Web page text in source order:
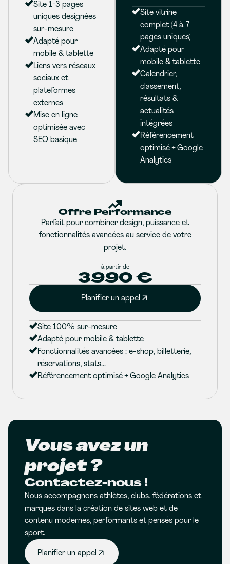
Site 1-3 pages
uniques designées
sur-mesure
Adapté pour
mobile & tablette
Liens vers réseaux
sociaux et
plateformes
externes
Mise en ligne
optimisée avec
SEO basique
Site vitrine
complet (4 à 7
pages uniques)
Adapté pour
mobile & tablette
Calendrier,
classement,
résultats &
actualités
intégrées
Référencement
optimisé + Google
Analytics
Offre Performance
Parfait pour combiner design, puissance et
fonctionnalités avancées au service de votre
projet.
à partir de
3990 €
Planifier un appel
Site 100% sur-mesure
Adapté pour mobile & tablette
Fonctionnalités avancées : e-shop, billetterie,
réservations, stats...
Référencement optimisé + Google Analytics
Vous avez un
projet ?
Contactez-nous !
Nous accompagnons athlètes, clubs, fédérations et
marques dans la création de sites web et de
contenu modernes, performants et pensés pour le
sport.
Planifier un appel